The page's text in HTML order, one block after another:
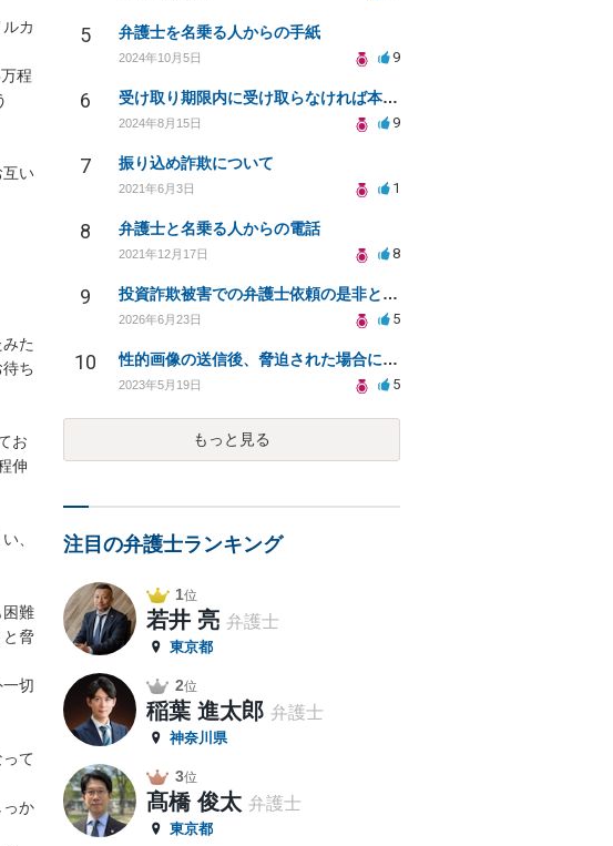
カ
程
い
た
ち
お
伸
、
困難
と脅
切
て
っか
5 弁護士を名乗る人からの手紙
2024年10月5日 9
6 受け取り期限内に受け取らなければ本当に逮捕されてしまうのでしょうか。宜しくお願いします。
2024年8月15日 9
7 振り込め詐欺について
2021年6月3日 1
8 弁護士と名乗る人からの電話
2021年12月17日 8
9 投資詐欺被害での弁護士依頼の是非とリスク相談
2026年6月23日 5
10 性的画像の送信後、脅迫された場合に脅迫罪が成立するか？
2023年5月19日 5
もっと見る
注目の弁護士ランキング
1位
若井 亮 弁護士
東京都
2位
稲葉 進太郎 弁護士
神奈川県
3位
髙橋 俊太 弁護士
東京都